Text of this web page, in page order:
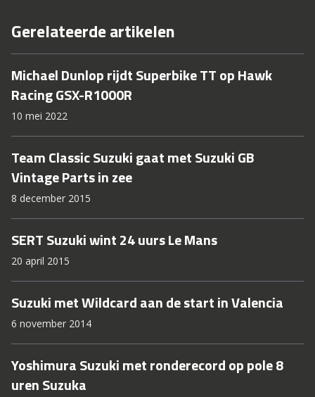
Gerelateerde artikelen
Michael Dunlop rijdt Superbike TT op Hawk
Racing GSX-R1000R
10 mei 2022
Team Classic Suzuki gaat met Suzuki GB
Vintage Parts in zee
8 december 2015
SERT Suzuki wint 24 uurs Le Mans
20 april 2015
Suzuki met Wildcard aan de start in Valencia
6 november 2014
Yoshimura Suzuki met ronderecord op pole 8
uren Suzuka